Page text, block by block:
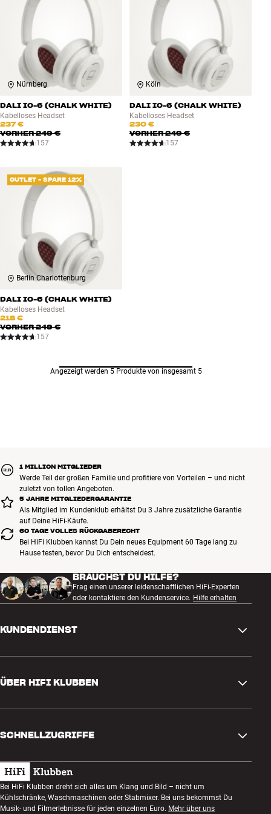
Nürnberg
DALI IO-6 (CHALK WHITE)
Kabelloses Headset
237 €
VORHER249 €
157
Köln
DALI IO-6 (CHALK WHITE)
Kabelloses Headset
230 €
VORHER249 €
157
OUTLET - SPARE 12%
Berlin Charlottenburg
DALI IO-6 (CHALK WHITE)
Kabelloses Headset
218 €
VORHER249 €
157
Angezeigt werden 5 Produkte von insgesamt 5
1 MILLION MITGLIEDER
Werde Teil der großen Familie und profitiere von Vorteilen – und nicht
zuletzt von tollen Angeboten.
5 JAHRE MITGLIEDERGARANTIE
Als Mitglied im Kundenklub erhältst Du 3 Jahre zusätzliche Garantie
auf Deine HiFi-Käufe.
60 TAGE VOLLES RÜCKGABERECHT
Bei HiFi Klubben kannst Du Dein neues Equipment 60 Tage lang zu
Hause testen, bevor Du Dich entscheidest.
BRAUCHST DU HILFE?
Frag einen unserer leidenschaftlichen HiFi-Experten
oder kontaktiere den Kundenservice. Hilfe erhalten
KUNDENDIENST
Fragen und Antworten
Rückgabe und Reklamation
Bestellung widerrufen
AGB
Datenschutzerklärung
ÜBER HIFI KLUBBEN
Über uns
Kundenklub
Abend zum Zuhören
Wettbewerbe
SCHNELLZUGRIFFE
Geschenkkarte
Bauen mit Klang
Bei HiFi Klubben dreht sich alles um Klang und Bild – nicht um
Kühlschränke, Waschmaschinen oder Stabmixer. Bei uns bekommst Du
Musik- und Filmerlebnisse für jeden einzelnen Euro. Mehr über uns